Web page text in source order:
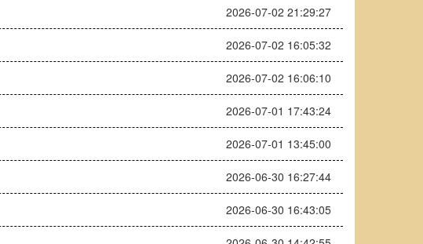
2026-07-02 21:29:27
2026-07-02 16:05:32
2026-07-02 16:06:10
2026-07-01 17:43:24
2026-07-01 13:45:00
2026-06-30 16:27:44
2026-06-30 16:43:05